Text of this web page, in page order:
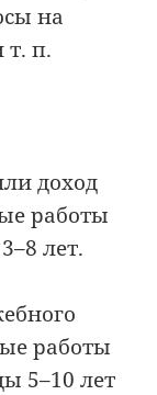
на
т. п.
доход
работы
лет.
работы
5–10 лет